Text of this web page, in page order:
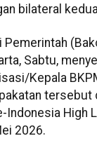
bilateral
Pemerintah
Sabtu,
Kepala
tersebut
Indonesia High
2026.